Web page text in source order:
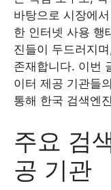
바탕으로 시장에
한 인터넷 사용 행
진들이 두드러지
존재합니다. 이번
이터 제공 기관들
통해 한국 검색엔
주요 검
공 기관